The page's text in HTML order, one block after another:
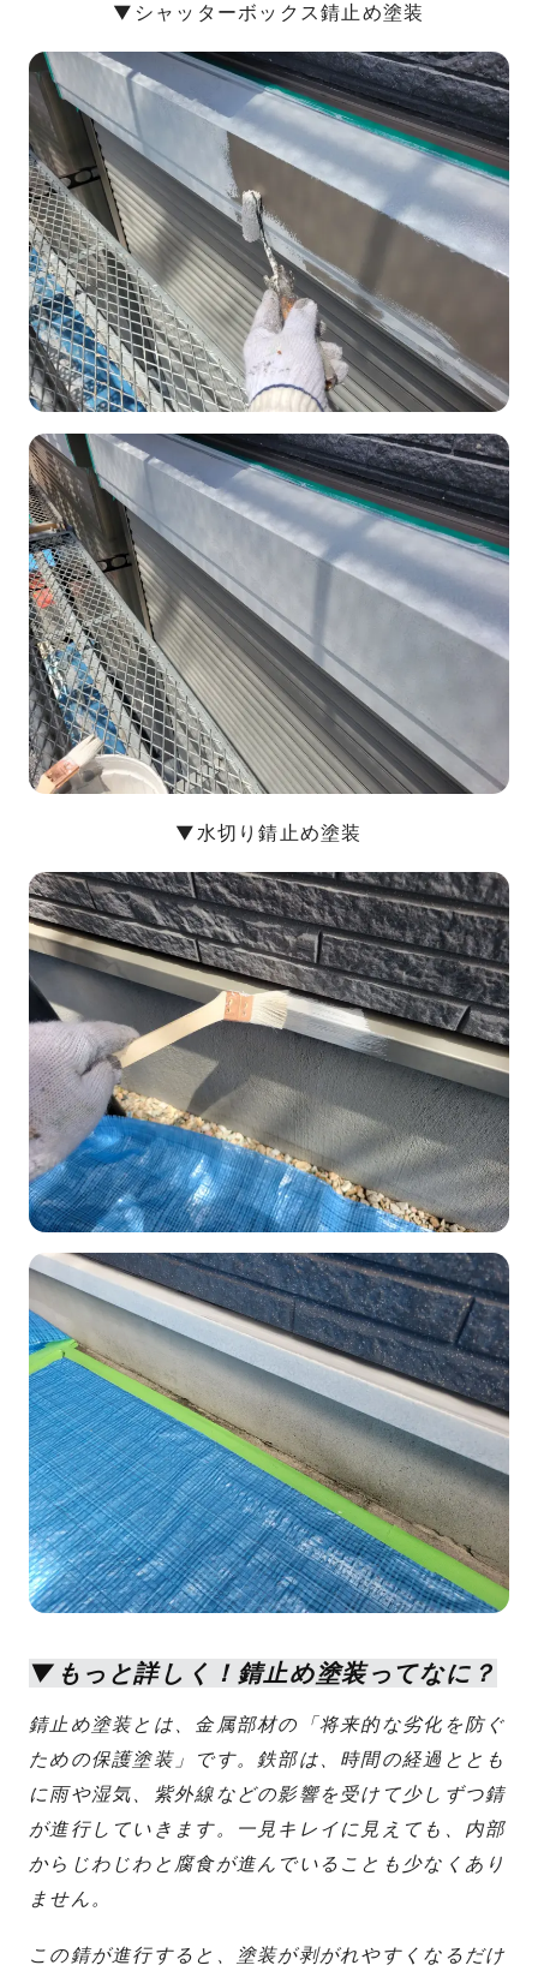
▼シャッターボックス錆止め塗装
▼水切り錆止め塗装
▼もっと詳しく！錆止め塗装ってなに？
錆止め塗装とは、金属部材の「将来的な劣化を防ぐ
ための保護塗装」です。鉄部は、時間の経過ととも
に雨や湿気、紫外線などの影響を受けて少しずつ錆
が進行していきます。一見キレイに見えても、内部
からじわじわと腐食が進んでいることも少なくあり
ません。
この錆が進行すると、塗装が剥がれやすくなるだけ